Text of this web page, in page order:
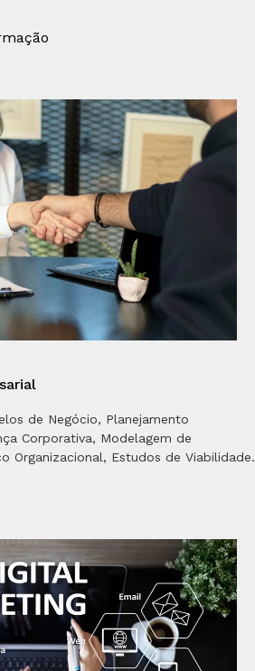
de Negócio, Planejamento
Corporativa, Modelagem de
Organizacional, Estudos de Viabilidade.